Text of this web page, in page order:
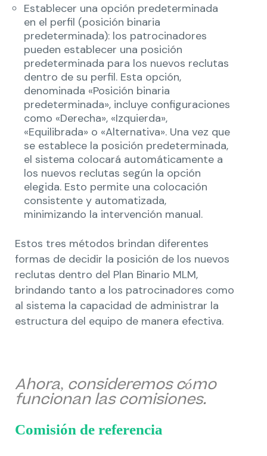
Establecer una opción predeterminada
en el perfil (posición binaria
predeterminada): los patrocinadores
pueden establecer una posición
predeterminada para los nuevos reclutas
dentro de su perfil. Esta opción,
denominada «Posición binaria
predeterminada», incluye configuraciones
como «Derecha», «Izquierda»,
«Equilibrada» o «Alternativa». Una vez que
se establece la posición predeterminada,
el sistema colocará automáticamente a
los nuevos reclutas según la opción
elegida. Esto permite una colocación
consistente y automatizada,
minimizando la intervención manual.
Estos tres métodos brindan diferentes
formas de decidir la posición de los nuevos
reclutas dentro del Plan Binario MLM,
brindando tanto a los patrocinadores como
al sistema la capacidad de administrar la
estructura del equipo de manera efectiva.
Ahora, consideremos cómo
funcionan las comisiones.
Comisión de referencia